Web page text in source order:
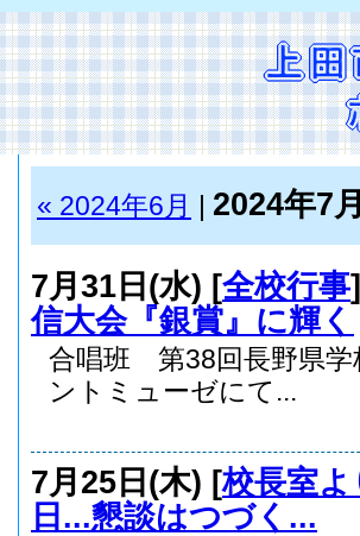
« 2024年6月 2024年7
7月31日(水) [全校行事
信大会『銀賞』に輝く
合唱班 第38回長野県
ントミューゼにて...
7月25日(木) [校長室よ
日...懇談はつづく...